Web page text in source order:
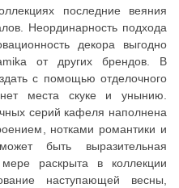
последние веяния
Неординарность подхода
декора выгодно
от других брендов. В
с помощью отделочного
места скуке и унынию.
серий кафеля наполнена
нотками романтики и
быть выразительная
раскрыта в коллекции
наступающей весны,